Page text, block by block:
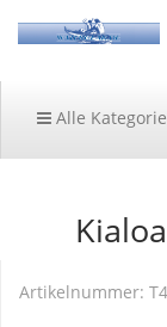
Alle
Artikelnummer: